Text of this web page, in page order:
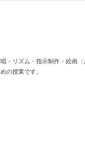
・リズム・指示制作・絵画〈
の授業です。